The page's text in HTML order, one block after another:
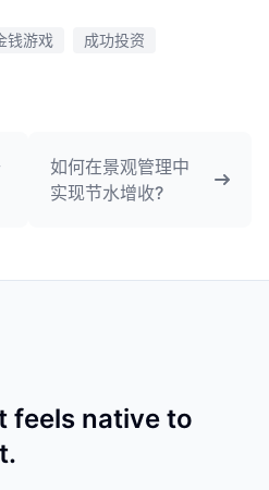
钱游戏
成功投资
如何在景观管理中
实现节水增收?
feels native to